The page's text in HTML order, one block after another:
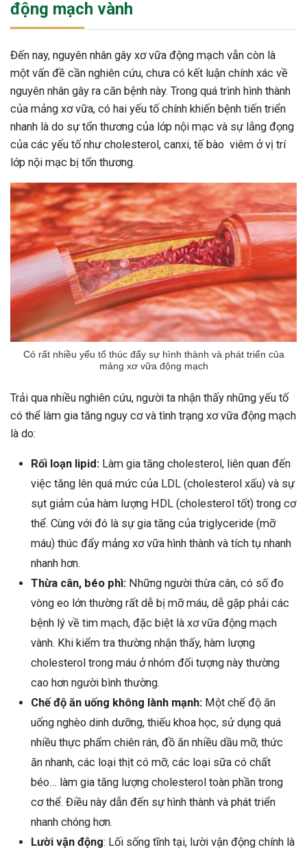
động mạch vành
Đến nay, nguyên nhân gây xơ vữa động mạch vẫn còn là
một vấn đề cần nghiên cứu, chưa có kết luận chính xác về
nguyên nhân gây ra căn bệnh này. Trong quá trình hình thành
của mảng xơ vữa, có hai yếu tố chính khiến bệnh tiến triển
nhanh là do sự tổn thương của lớp nội mạc và sự lắng đọng
của các yếu tố như cholesterol, canxi, tế bào viêm ở vị trí
lớp nội mạc bị tổn thương.
Có rất nhiều yếu tố thúc đẩy sự hình thành và phát triển của
mảng xơ vữa động mạch
Trải qua nhiều nghiên cứu, người ta nhận thấy những yếu tố
có thể làm gia tăng nguy cơ và tình trạng xơ vữa động mạch
là do:
Rối loạn lipid: Làm gia tăng cholesterol, liên quan đến
việc tăng lên quá mức của LDL (cholesterol xấu) và sự
sụt giảm của hàm lượng HDL (cholesterol tốt) trong cơ
thể. Cùng với đó là sự gia tăng của triglyceride (mỡ
máu) thúc đẩy mảng xơ vữa hình thành và tích tụ nhanh
nhanh hơn.
Thừa cân, béo phì: Những người thừa cân, có số đo
vòng eo lớn thường rất dễ bị mỡ máu, dễ gặp phải các
bệnh lý về tim mạch, đặc biệt là xơ vữa động mạch
vành. Khi kiểm tra thường nhận thấy, hàm lượng
cholesterol trong máu ở nhóm đối tượng này thường
cao hơn người bình thường.
Chế độ ăn uống không lành mạnh: Một chế độ ăn
uống nghèo dinh dưỡng, thiếu khoa học, sử dụng quá
nhiều thực phẩm chiên rán, đồ ăn nhiều dầu mỡ, thức
ăn nhanh, các loại thịt có mỡ, các loại sữa có chất
béo… làm gia tăng lượng cholesterol toàn phần trong
cơ thể. Điều này dẫn đến sự hình thành và phát triển
nhanh chóng hơn.
Lười vận động: Lối sống tĩnh tại, lười vận động chính là